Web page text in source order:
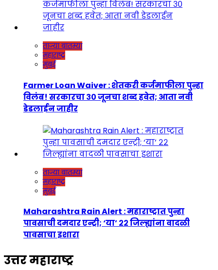
ताज्या बातम्या
महाराष्ट्र
मुंबई
Farmer Loan Waiver : शेतकरी कर्जमाफीला पुन्हा
विलंब! सरकारचा ३० जूनचा शब्द हवेत; आता नवी
डेडलाईन जाहीर
ताज्या बातम्या
महाराष्ट्र
मुंबई
Maharashtra Rain Alert : महाराष्ट्रात पुन्हा
पावसाची दमदार एन्ट्री; ‘या’ २२ जिल्ह्यांना वादळी
पावसाचा इशारा
उत्तर महाराष्ट्र